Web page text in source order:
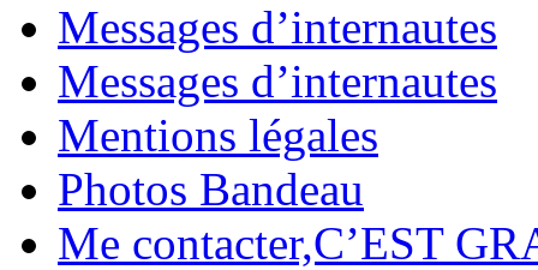
Messages d’internautes
Messages d’internautes
Mentions légales
Photos Bandeau
Me contacter,C’EST